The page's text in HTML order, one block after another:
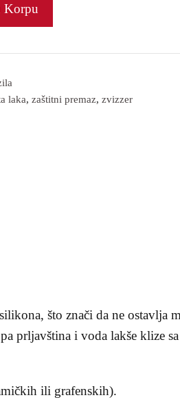
Korpu
laka, zaštitni premaz, zvizzer
što znači da ne ostavlja
prljavština i voda lakše klize
ili grafenskih).